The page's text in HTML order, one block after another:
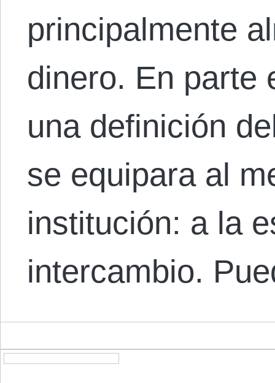
principalmente
dinero. En parte
una definición
se equipara al
institución: a la
intercambio.